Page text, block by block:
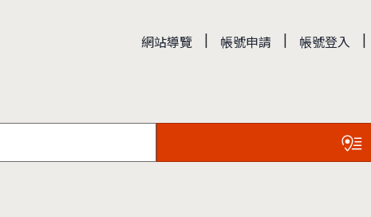
網站導覽 | 帳號申請 | 帳號登入 |